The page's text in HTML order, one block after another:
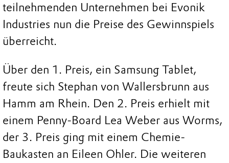
teilnehmenden Unternehmen bei Evonik
Industries nun die Preise des Gewinnspiels
überreicht.
Über den 1. Preis, ein Samsung Tablet,
freute sich Stephan von Wallersbrunn aus
Hamm am Rhein. Den 2. Preis erhielt mit
einem Penny-Board Lea Weber aus Worms,
der 3. Preis ging mit einem Chemie-
Baukasten an Eileen Ohler. Die weiteren